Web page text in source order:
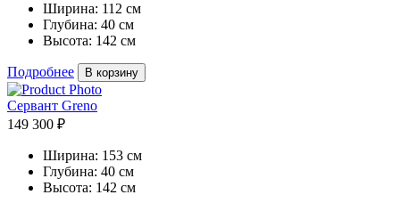
Ширина: 112 см
Глубина: 40 см
Высота: 142 см
Подробнее В корзину
Сервант Greno
149 300 ₽
Ширина: 153 см
Глубина: 40 см
Высота: 142 см